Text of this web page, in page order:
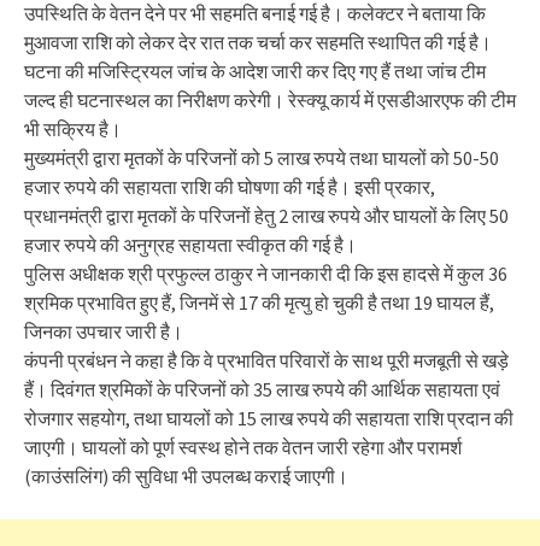
उपस्थिति के वेतन देने पर भी सहमति बनाई गई है। कलेक्टर ने बताया कि
मुआवजा राशि को लेकर देर रात तक चर्चा कर सहमति स्थापित की गई है।
घटना की मजिस्ट्रियल जांच के आदेश जारी कर दिए गए हैं तथा जांच टीम
जल्द ही घटनास्थल का निरीक्षण करेगी। रेस्क्यू कार्य में एसडीआरएफ की टीम
भी सक्रिय है।
मुख्यमंत्री द्वारा मृतकों के परिजनों को 5 लाख रुपये तथा घायलों को 50-50
हजार रुपये की सहायता राशि की घोषणा की गई है। इसी प्रकार,
प्रधानमंत्री द्वारा मृतकों के परिजनों हेतु 2 लाख रुपये और घायलों के लिए 50
हजार रुपये की अनुग्रह सहायता स्वीकृत की गई है।
पुलिस अधीक्षक श्री प्रफुल्ल ठाकुर ने जानकारी दी कि इस हादसे में कुल 36
श्रमिक प्रभावित हुए हैं, जिनमें से 17 की मृत्यु हो चुकी है तथा 19 घायल हैं,
जिनका उपचार जारी है।
कंपनी प्रबंधन ने कहा है कि वे प्रभावित परिवारों के साथ पूरी मजबूती से खड़े
हैं। दिवंगत श्रमिकों के परिजनों को 35 लाख रुपये की आर्थिक सहायता एवं
रोजगार सहयोग, तथा घायलों को 15 लाख रुपये की सहायता राशि प्रदान की
जाएगी। घायलों को पूर्ण स्वस्थ होने तक वेतन जारी रहेगा और परामर्श
(काउंसलिंग) की सुविधा भी उपलब्ध कराई जाएगी।